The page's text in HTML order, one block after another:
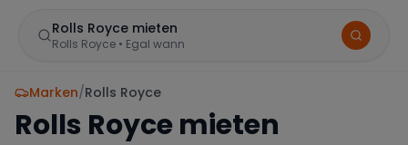
Rolls Royce mieten
Rolls Royce • Egal wann
Marken/Rolls Royce
Rolls Roycemieten